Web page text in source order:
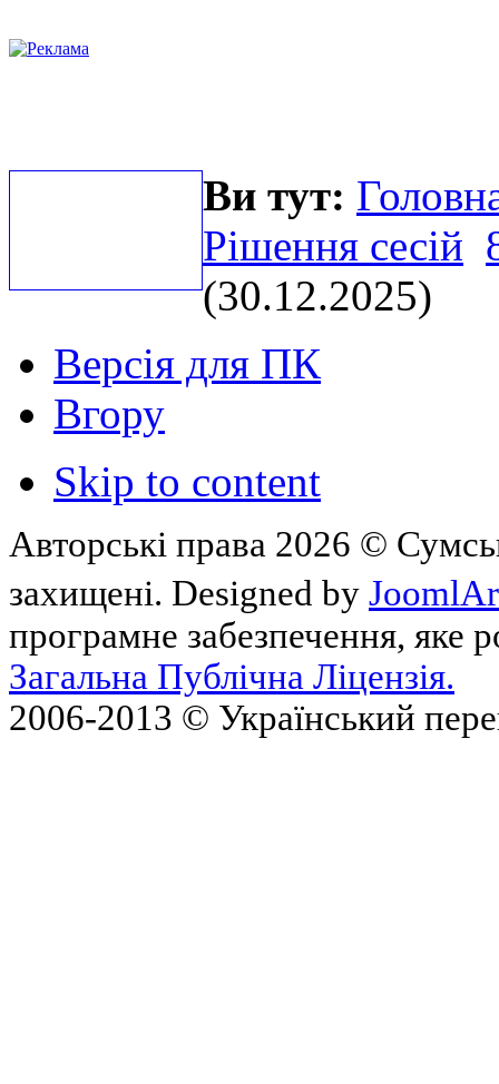
Ви тут:
Рішення сесій
(30.12.2025)
Версія для ПК
Вгору
Skip to content
Авторські права 2026 ©
захищені. Designed by
програмне забезпечення, яке
Загальна Публічна Ліцензія.
2006-2013 © Український